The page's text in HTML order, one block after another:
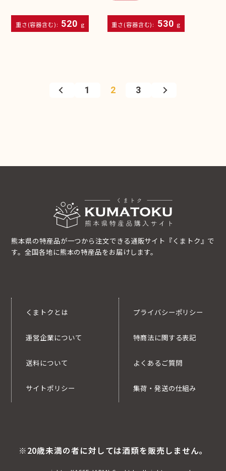
重さ(容器含む): 520 g 重さ(容器含む): 530 g
1 2 3
熊本県の特産品が一つから注文できる通販サイト『くまトク』で
す。全国各地に熊本の特産品をお届けします。
くまトクとは
運営企業について
送料について
サイトポリシー
プライバシーポリシー
特商法に関する表記
よくあるご質問
集荷・発送の仕組み
※20歳未満の者に対しては酒類を販売しません。